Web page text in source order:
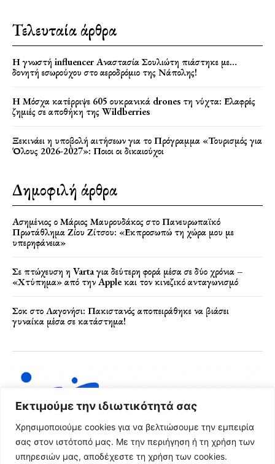
Εκτιμούμε την ιδιωτικότητά σας
Χρησιμοποιούμε cookies για να βελτιώσουμε την εμπειρία
σας στον ιστότοπό μας. Με την περιήγηση ή τη χρήση των
υπηρεσιών μας, αποδέχεστε τη χρήση των cookies.
Τελευταία άρθρα
Η γνωστή influencer Αναστασία Σουλιώτη πιάστηκε με…
δονητή εσωρούχου στο αεροδρόμιο της Νάπολης!
Η Μόσχα κατέρριψε 605 ουκρανικά drones τη νύχτα: Ελαφρές
ζημιές σε αποθήκη της Wildberries
Ξεκινάει η υποβολή αιτήσεων για το Πρόγραμμα «Τουρισμός για
Όλους 2026-2027»: Ποιοι οι δικαιούχοι
Δημοφιλή άρθρα
Ασημένιος ο Μάριος Μαυρουδάκος στο Πανευρωπαϊκό
Πρωτάθλημα Ζίου Ζίτσου: «Εκπροσωπώ τη χώρα μου με
υπερηφάνεια»
Σε πτώχευση η Varta για δεύτερη φορά μέσα σε δύο χρόνια –
«Χτύπημα» από την Apple και τον κινεζικό ανταγωνισμό
Σοκ στο Λαγονήσι: Πακιστανός αποπειράθηκε να βιάσει
γυναίκα μέσα σε κατάστημα!
Όροι Χρήσης & Πολιτική Απορρήτου